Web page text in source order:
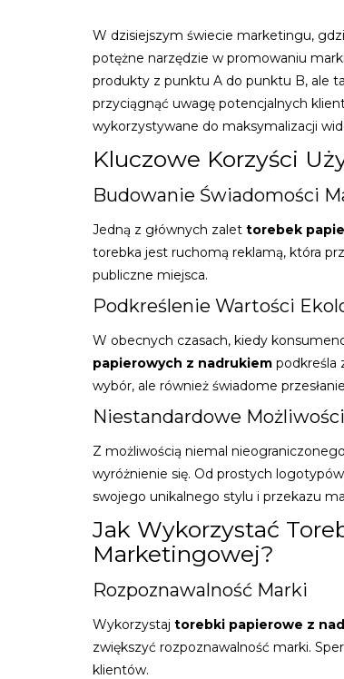
W dzisiejszym świecie marketingu,
potężne narzędzie w promowaniu
produkty z punktu A do punktu B, ale
przyciągnąć uwagę potencjalnych
wykorzystywane do maksymalizacji
Kluczowe Korzyści
Budowanie Świadomości
Jedną z głównych zalet torebek
torebka jest ruchomą reklamą, która
publiczne miejsca.
Podkreślenie Wartości
W obecnych czasach, kiedy
papierowych z nadrukiem podkreśla
wybór, ale również świadome
Niestandardowe
Z możliwością niemal
wyróżnienie się. Od prostych
swojego unikalnego stylu i przekazu
Jak Wykorzystać
Marketingowej?
Rozpoznawalność Marki
Wykorzystaj torebki papierowe z
zwiększyć rozpoznawalność marki.
klientów.